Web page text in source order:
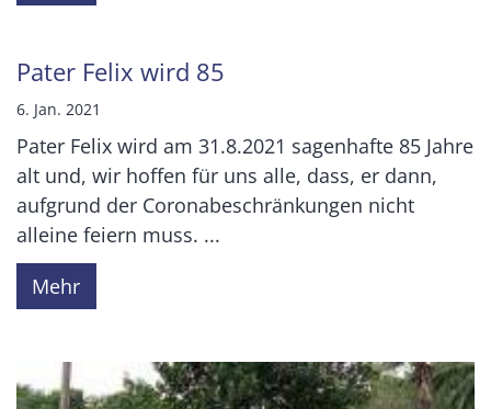
Pater Felix wird 85
6. Jan. 2021
Pater Felix wird am 31.8.2021 sagenhafte 85 Jahre
alt und, wir hoffen für uns alle, dass, er dann,
aufgrund der Coronabeschränkungen nicht
alleine feiern muss. ...
Mehr